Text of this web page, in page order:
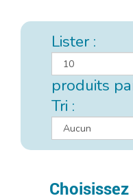
Lister :
produits
Tri :